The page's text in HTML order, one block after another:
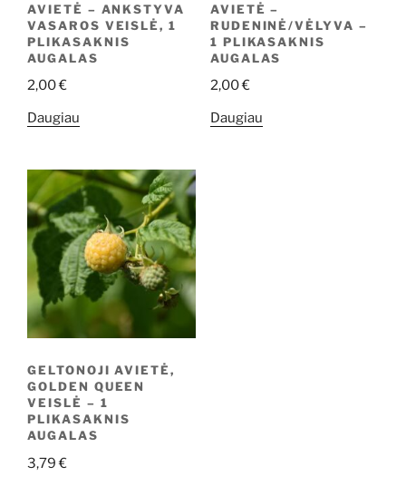
AVIETĖ – ANKSTYVA
VASAROS VEISLĖ, 1
PLIKASAKNIS
AUGALAS
2,00€
Daugiau
AVIETĖ –
RUDENINĖ/VĖLYVA –
1 PLIKASAKNIS
AUGALAS
2,00€
Daugiau
GELTONOJI AVIETĖ,
GOLDEN QUEEN
VEISLĖ – 1
PLIKASAKNIS
AUGALAS
3,79€